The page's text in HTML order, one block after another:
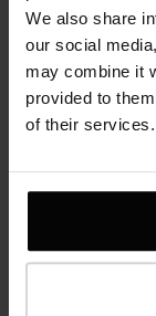
We also share
our social
may combine it
provided to
of their services.
Jeden